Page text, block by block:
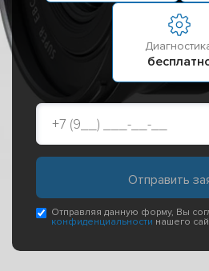
Отправляя данную форму, Вы
конфиденциальности нашего